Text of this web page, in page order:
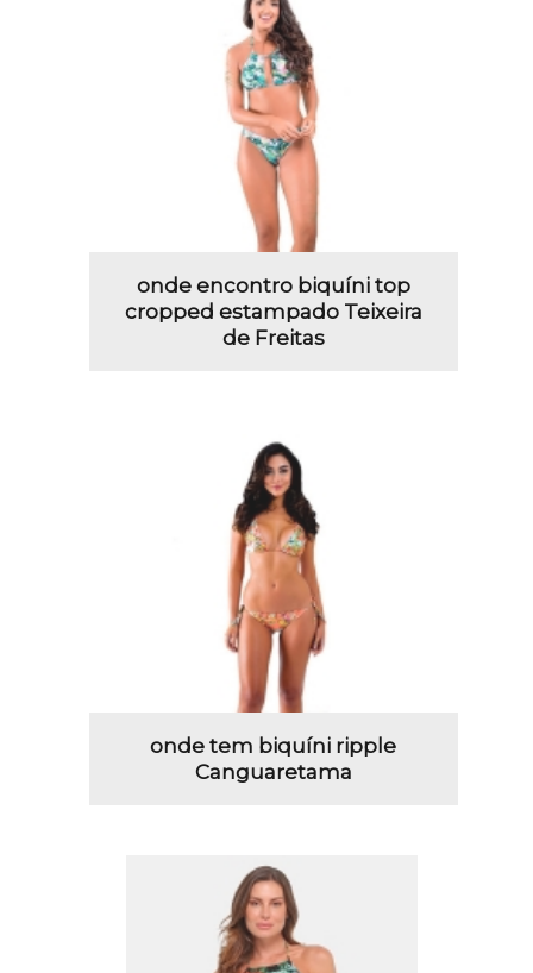
onde encontro biquíni top
cropped estampado Teixeira
de Freitas
onde tem biquíni ripple
Canguaretama